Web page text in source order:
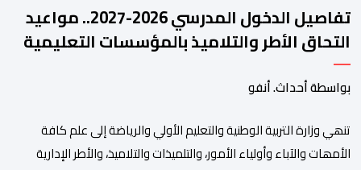
تفاصيل الدخول المدرسي 2026-2027.. مواعيد
التحاق الأطر والتلاميذ بالمؤسسات التعليمية
بواسطة أحداث. أنفو
تنھي وزارة التربیة الوطنیة والتعلیم الأولي والریاضة إلى علم كافة
الأمھات والآباء وأولیاء الأمور، والتلمیذات والتلامیذ، والأطر الإداریة